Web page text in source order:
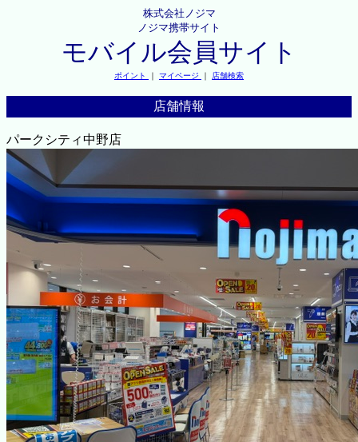
株式会社ノジマ
ノジマ携帯サイト
モバイル会員サイト
ポイント ｜ マイページ ｜ 店舗検索
店舗情報
パークシティ中野店